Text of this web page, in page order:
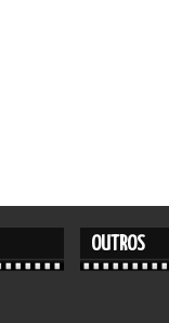
OUTROS